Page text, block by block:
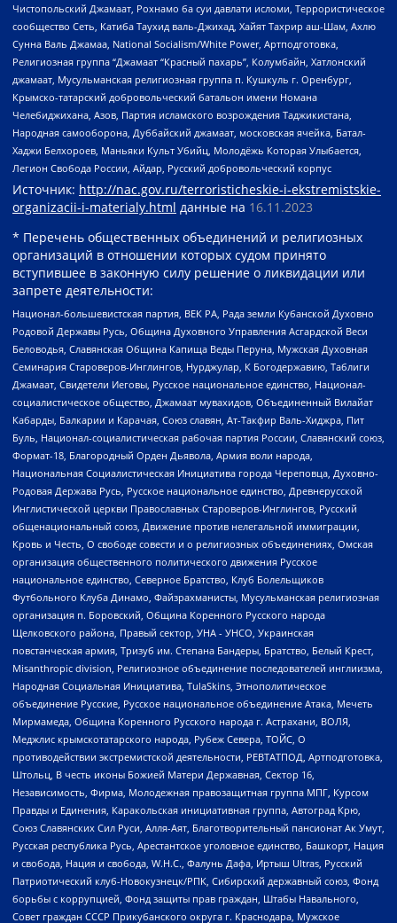
Чистопольский Джамаат, Рохнамо ба суи давлати исломи, Террористическое
сообщество Сеть, Катиба Таухид валь-Джихад, Хайят Тахрир аш-Шам, Ахлю
Сунна Валь Джамаа, National Socialism/White Power, Артподготовка,
Религиозная группа “Джамаат “Красный пахарь”, Колумбайн, Хатлонский
джамаат, Мусульманская религиозная группа п. Кушкуль г. Оренбург,
Крымско-татарский добровольческий батальон имени Номана
Челебиджихана, Азов, Партия исламского возрождения Таджикистана,
Народная самооборона, Дуббайский джамаат, московская ячейка, Батал-
Хаджи Белхороев, Маньяки Культ Убийц, Молодёжь Которая Улыбается,
Легион Свобода России, Айдар, Русский добровольческий корпус
Источник: http://nac.gov.ru/terroristicheskie-i-ekstremistskie-
organizacii-i-materialy.html данные на 16.11.2023
* Перечень общественных объединений и религиозных
организаций в отношении которых судом принято
вступившее в законную силу решение о ликвидации или
запрете деятельности:
Национал-большевистская партия, ВЕК РА, Рада земли Кубанской Духовно
Родовой Державы Русь, Община Духовного Управления Асгардской Веси
Беловодья, Славянская Община Капища Веды Перуна, Мужская Духовная
Семинария Староверов-Инглингов, Нурджулар, К Богодержавию, Таблиги
Джамаат, Свидетели Иеговы, Русское национальное единство, Национал-
социалистическое общество, Джамаат мувахидов, Объединенный Вилайат
Кабарды, Балкарии и Карачая, Союз славян, Ат-Такфир Валь-Хиджра, Пит
Буль, Национал-социалистическая рабочая партия России, Славянский союз,
Формат-18, Благородный Орден Дьявола, Армия воли народа,
Национальная Социалистическая Инициатива города Череповца, Духовно-
Родовая Держава Русь, Русское национальное единство, Древнерусской
Инглистической церкви Православных Староверов-Инглингов, Русский
общенациональный союз, Движение против нелегальной иммиграции,
Кровь и Честь, О свободе совести и о религиозных объединениях, Омская
организация общественного политического движения Русское
национальное единство, Северное Братство, Клуб Болельщиков
Футбольного Клуба Динамо, Файзрахманисты, Мусульманская религиозная
организация п. Боровский, Община Коренного Русского народа
Щелковского района, Правый сектор, УНА - УНСО, Украинская
повстанческая армия, Тризуб им. Степана Бандеры, Братство, Белый Крест,
Misanthropic division, Религиозное объединение последователей инглиизма,
Народная Социальная Инициатива, TulaSkins, Этнополитическое
объединение Русские, Русское национальное объединение Атака, Мечеть
Мирмамеда, Община Коренного Русского народа г. Астрахани, ВОЛЯ,
Меджлис крымскотатарского народа, Рубеж Севера, ТОЙС, О
противодействии экстремистской деятельности, РЕВТАТПОД, Артподготовка,
Штольц, В честь иконы Божией Матери Державная, Сектор 16,
Независимость, Фирма, Молодежная правозащитная группа МПГ, Курсом
Правды и Единения, Каракольская инициативная группа, Автоград Крю,
Союз Славянских Сил Руси, Алля-Аят, Благотворительный пансионат Ак Умут,
Русская республика Русь, Арестантское уголовное единство, Башкорт, Нация
и свобода, Нация и свобода, W.H.С., Фалунь Дафа, Иртыш Ultras, Русский
Патриотический клуб-Новокузнецк/РПК, Сибирский державный союз, Фонд
борьбы с коррупцией, Фонд защиты прав граждан, Штабы Навального,
Совет граждан СССР Прикубанского округа г. Краснодара, Мужское